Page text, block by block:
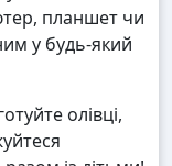
планшет чи
у будь-який
олівці,